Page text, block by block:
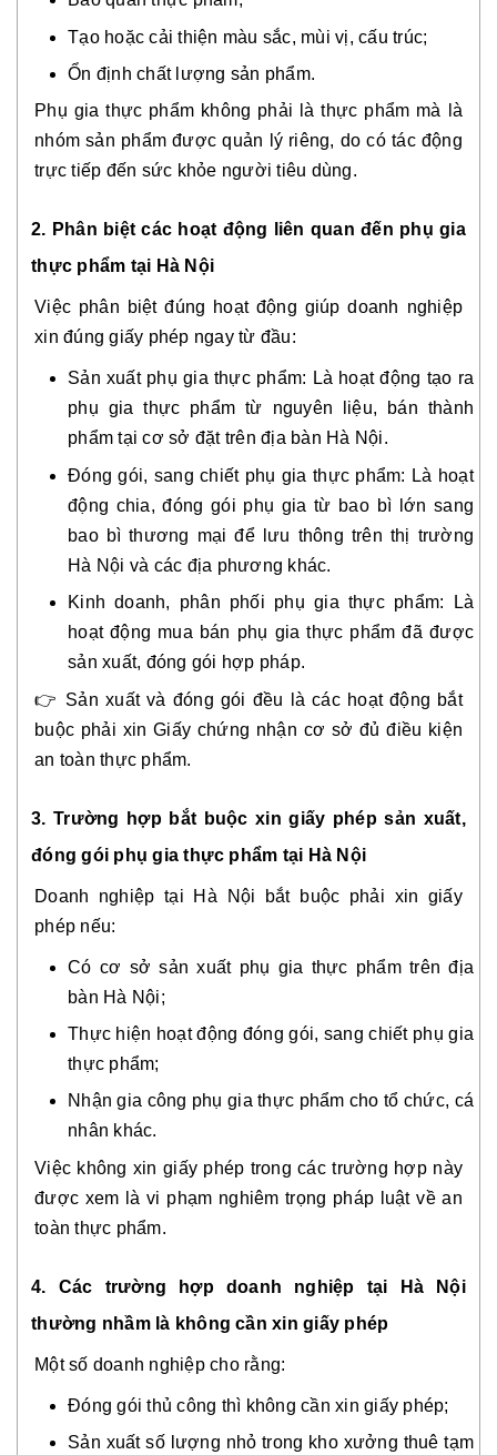
Tạo hoặc cải thiện màu sắc, mùi vị, cấu trúc;
Ổn định chất lượng sản phẩm.
Phụ gia thực phẩm không phải là thực phẩm mà là
nhóm sản phẩm được quản lý riêng, do có tác động
trực tiếp đến sức khỏe người tiêu dùng.
2. Phân biệt các hoạt động liên quan đến phụ gia
thực phẩm tại Hà Nội
Việc phân biệt đúng hoạt động giúp doanh nghiệp
xin đúng giấy phép ngay từ đầu:
Sản xuất phụ gia thực phẩm: Là hoạt động tạo ra
phụ gia thực phẩm từ nguyên liệu, bán thành
phẩm tại cơ sở đặt trên địa bàn Hà Nội.
Đóng gói, sang chiết phụ gia thực phẩm: Là hoạt
động chia, đóng gói phụ gia từ bao bì lớn sang
bao bì thương mại để lưu thông trên thị trường
Hà Nội và các địa phương khác.
Kinh doanh, phân phối phụ gia thực phẩm: Là
hoạt động mua bán phụ gia thực phẩm đã được
sản xuất, đóng gói hợp pháp.
👉 Sản xuất và đóng gói đều là các hoạt động bắt
buộc phải xin Giấy chứng nhận cơ sở đủ điều kiện
an toàn thực phẩm.
3. Trường hợp bắt buộc xin giấy phép sản xuất,
đóng gói phụ gia thực phẩm tại Hà Nội
Doanh nghiệp tại Hà Nội bắt buộc phải xin giấy
phép nếu:
Có cơ sở sản xuất phụ gia thực phẩm trên địa
bàn Hà Nội;
Thực hiện hoạt động đóng gói, sang chiết phụ gia
thực phẩm;
Nhận gia công phụ gia thực phẩm cho tổ chức, cá
nhân khác.
Việc không xin giấy phép trong các trường hợp này
được xem là vi phạm nghiêm trọng pháp luật về an
toàn thực phẩm.
4. Các trường hợp doanh nghiệp tại Hà Nội
thường nhầm là không cần xin giấy phép
Một số doanh nghiệp cho rằng:
Đóng gói thủ công thì không cần xin giấy phép;
Sản xuất số lượng nhỏ trong kho xưởng thuê tạm